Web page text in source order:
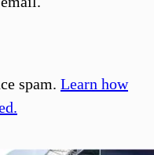
spam. Learn how